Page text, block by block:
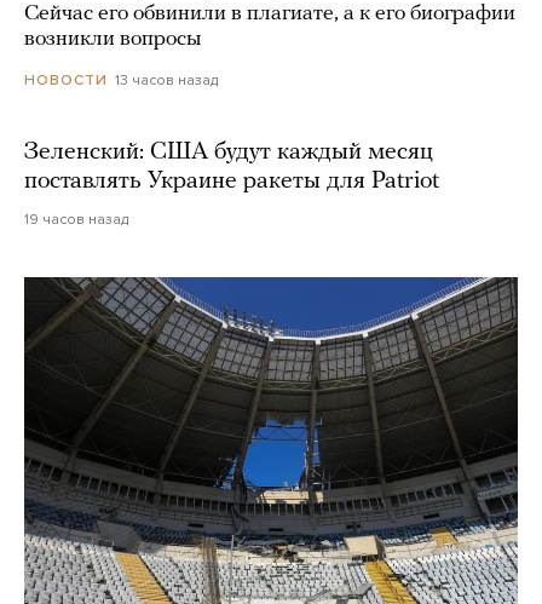
Сейчас его обвинили в плагиате, а к его биографии
возникли вопросы
НОВОСТИ 13 часов назад
Зеленский: США будут каждый месяц
поставлять Украине ракеты для Patriot
19 часов назад